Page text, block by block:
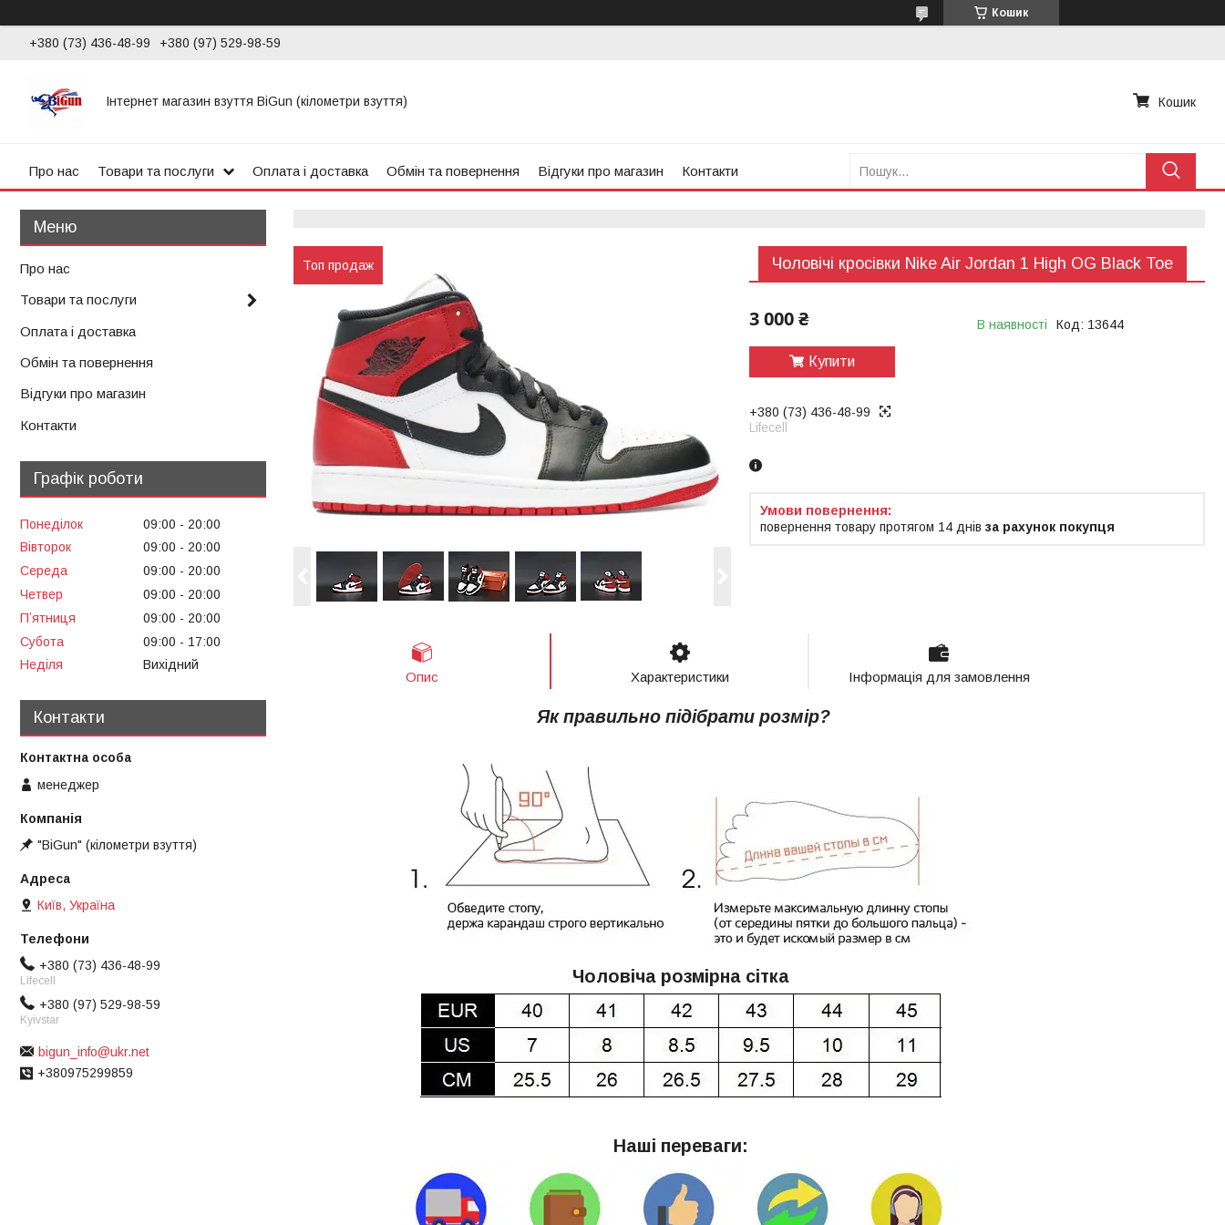
Кошик
+380 (73) 436-48-99 +380 (97) 529-98-59
Інтернет магазин взуття BiGun (кілометри взуття) Кошик
Про нас Товари та послуги Оплата і доставка Обмін та повернення Відгуки про магазин Контакти
Топ продаж Чоловічі кросівки Nike Air Jordan 1 High OG Black Toe
3 000 ₴ В наявності Код: 13644
Купити
+380 (73) 436-48-99
Lifecell
повернення товару протягом 14 днів за рахунок покупця
Опис Характеристики Інформація для замовлення
Як правильно підібрати розмір?
Чоловіча розмірна сітка
Наші переваги:
Про нас
Товари та послуги
Оплата і доставка
Обмін та повернення
Відгуки про магазин
Контакти
Графік роботи
Понеділок 09:00
20:00
Вівторок
09:00
20:00
Середа
09:00
20:00
Четвер
09:00
20:00
Пʼятниця
09:00
20:00
Субота
09:00
17:00
Неділя
Вихідний
Контакти
менеджер
"BiGun" (кілометри взуття)
Київ, Україна
+380 (73) 436-48-99
Lifecell
+380 (97) 529-98-59
Kyivstar
bigun_info@ukr.net
+380975299859